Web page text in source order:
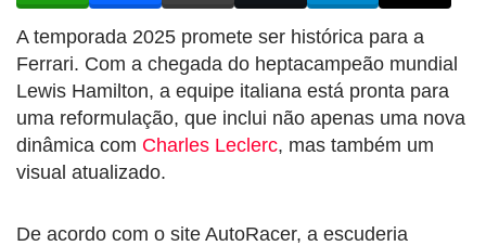
A temporada 2025 promete ser histórica para a
Ferrari. Com a chegada do heptacampeão mundial
Lewis Hamilton, a equipe italiana está pronta para
uma reformulação, que inclui não apenas uma nova
dinâmica com Charles Leclerc, mas também um
visual atualizado.
De acordo com o site AutoRacer, a escuderia